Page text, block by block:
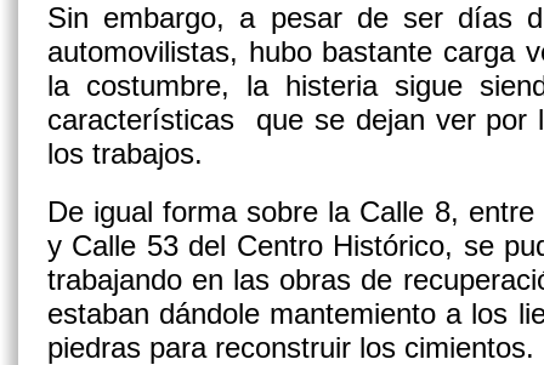
Sin embargo, a pesar de ser días
automovilistas, hubo bastante carga
la costumbre, la histeria sigue
características que se dejan ver por
los trabajos.
De igual forma sobre la Calle 8,
y Calle 53 del Centro Histórico, se
trabajando en las obras de
estaban dándole mantemiento a los
piedras para reconstruir los cimientos.